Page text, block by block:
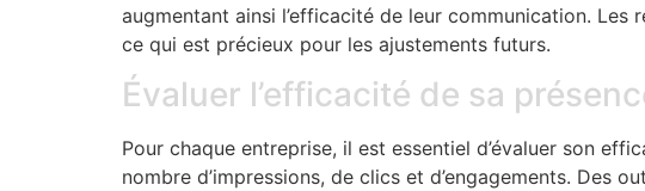
augmentant ainsi l’efficacité de leur communication. Les
ce qui est précieux pour les ajustements futurs.
Évaluer l’efficacité de sa
Pour chaque entreprise, il est essentiel d’évaluer son
nombre d’impressions, de clics et d’engagements. Des